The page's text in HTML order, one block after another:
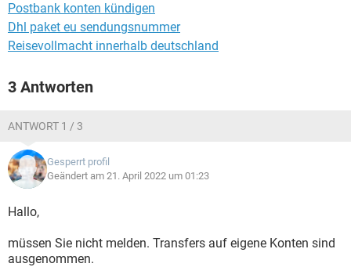
Postbank konten kündigen
Dhl paket eu sendungsnummer
Reisevollmacht innerhalb deutschland
3 Antworten
ANTWORT 1 / 3
Gesperrt profil
Geändert am 21. April 2022 um 01:23
Hallo,
müssen Sie nicht melden. Transfers auf eigene Konten sind
ausgenommen.